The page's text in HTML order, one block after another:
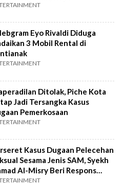
Eyo Rivaldi Diduga
3 Mobil Rental di
Ditolak, Piche Kota
Jadi Tersangka Kasus
Pemerkosaan
Kasus Dugaan Pelecehan
Sesama Jenis SAM, Syekh
Al-Misry Beri Respons